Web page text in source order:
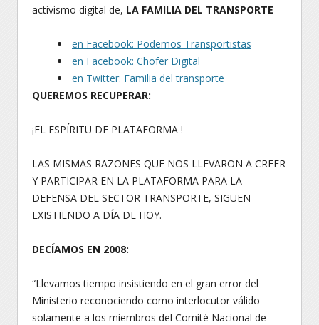
activismo digital de, LA FAMILIA DEL TRANSPORTE
en Facebook: Podemos Transportistas
en Facebook: Chofer Digital
en Twitter: Familia del transporte
QUEREMOS RECUPERAR:
¡EL ESPÍRITU DE PLATAFORMA !
LAS MISMAS RAZONES QUE NOS LLEVARON A CREER
Y PARTICIPAR EN LA PLATAFORMA PARA LA
DEFENSA DEL SECTOR TRANSPORTE, SIGUEN
EXISTIENDO A DÍA DE HOY.
DECÍAMOS EN 2008:
“Llevamos tiempo insistiendo en el gran error del
Ministerio reconociendo como interlocutor válido
solamente a los miembros del Comité Nacional de